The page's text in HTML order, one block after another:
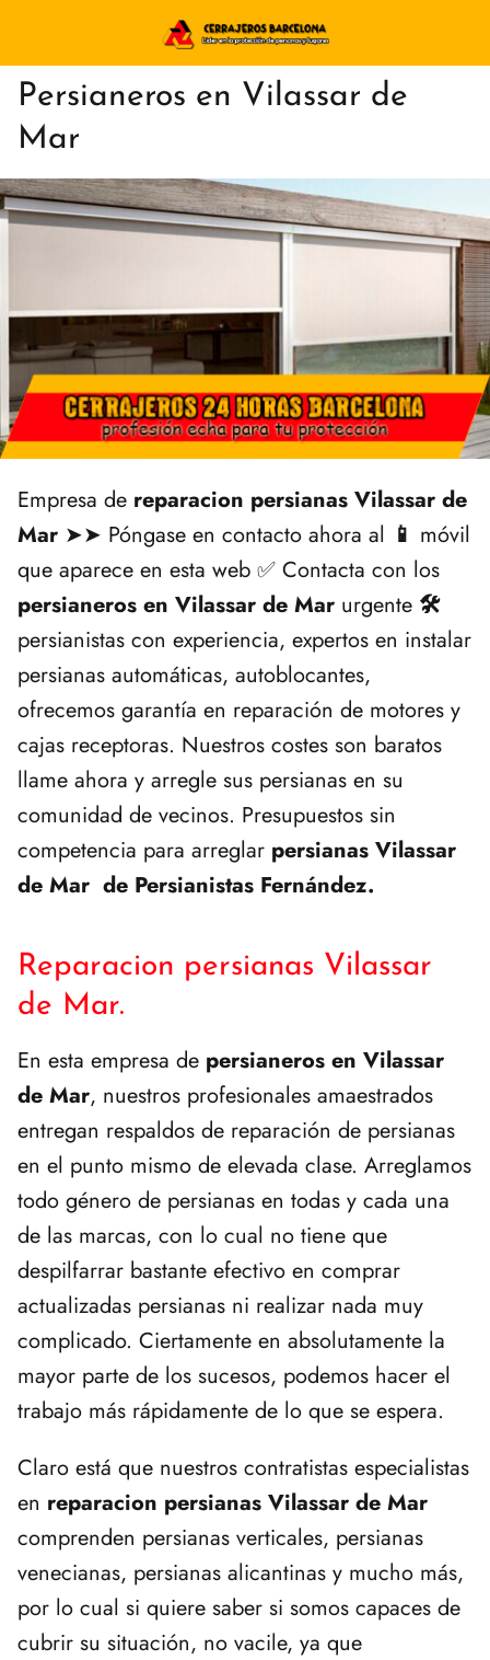
Persianeros en Vilassar de
Mar
Empresa de reparacion persianas Vilassar de
Mar ➤➤ Póngase en contacto ahora al 📱 móvil
que aparece en esta web ✅ Contacta con los
persianeros en Vilassar de Mar urgente 🛠️
persianistas con experiencia, expertos en instalar
persianas automáticas, autoblocantes,
ofrecemos garantía en reparación de motores y
cajas receptoras. Nuestros costes son baratos
llame ahora y arregle sus persianas en su
comunidad de vecinos. Presupuestos sin
competencia para arreglar persianas Vilassar
de Mar de Persianistas Fernández.
Reparacion persianas Vilassar
de Mar.
En esta empresa de persianeros en Vilassar
de Mar, nuestros profesionales amaestrados
entregan respaldos de reparación de persianas
en el punto mismo de elevada clase. Arreglamos
todo género de persianas en todas y cada una
de las marcas, con lo cual no tiene que
despilfarrar bastante efectivo en comprar
actualizadas persianas ni realizar nada muy
complicado. Ciertamente en absolutamente la
mayor parte de los sucesos, podemos hacer el
trabajo más rápidamente de lo que se espera.
Claro está que nuestros contratistas especialistas
en reparacion persianas Vilassar de Mar
comprenden persianas verticales, persianas
venecianas, persianas alicantinas y mucho más,
por lo cual si quiere saber si somos capaces de
cubrir su situación, no vacile, ya que